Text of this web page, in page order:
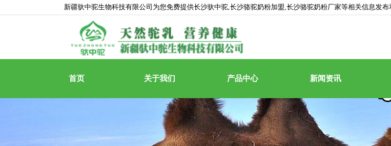
新疆驮中驼生物科技有限公司为您免费提供长沙驮中驼,长沙骆驼奶粉加盟,长沙骆驼奶粉厂家等相关信息发布
首页 关于我们 产品中心 新闻资讯